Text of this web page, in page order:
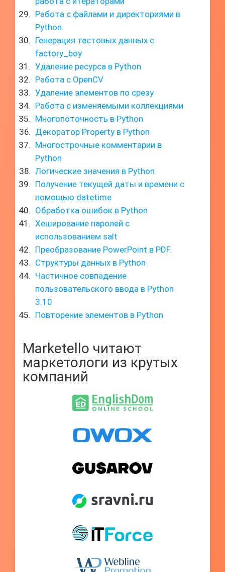
Работа с файлами и директориями в
Python.
Генерация тестовых данных с
factory_boy
Удаление ресурса в Python
Работа с OpenCV
Удаление элементов по срезу
Работа с изменяемыми коллекциями
Многопоточность в Python
Декоратор Property в Python
Многострочные комментарии в
Python
Логические значения в Python
Получение текущей даты и времени с
помощью datetime
Обработка ошибок в Python
Хеширование паролей с
использованием salt
Преобразование PowerPoint в PDF.
Структуры данных в Python
Частичное совпадение
пользовательского ввода в Python
3.10
Повторение элементов в Python
Marketello читают
маркетологи из крутых
компаний